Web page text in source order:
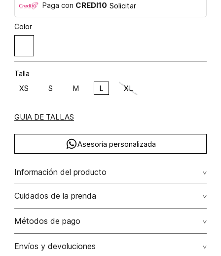
Paga con CREDI10 Solicitar
Color
Talla
XS S M L XL
GUIA DE TALLAS
Asesoría personalizada
Información del producto
Composición: POLIÉSTER 95% ELASTANO 5%
Cuidados de la prenda
Métodos de pago
Tarjetas de crédito: Visa, Dinners, Master Card y American
Envíos y devoluciones